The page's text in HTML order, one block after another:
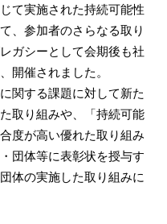
て実施された持続可能性
、参加者のさらなる取り
ガシーとして会期後も社
開催されました。
関する課題に対して新た
取り組みや、「持続可能
度が高い優れた取り組み
団体等に表彰状を授与す
体の実施した取り組みに